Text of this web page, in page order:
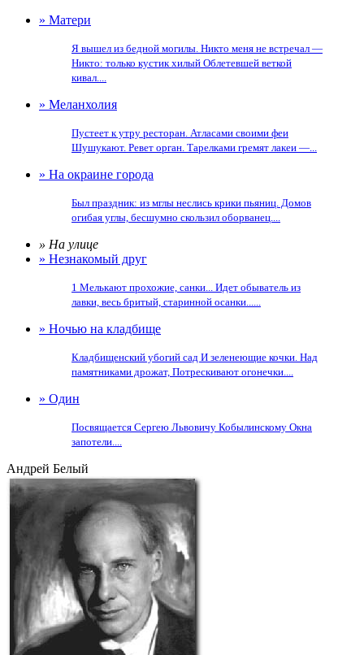
» Матери
Я вышел из бедной могилы. Никто меня не встречал —
Никто: только кустик хилый Облетевшей веткой
кивал....
» Меланхолия
Пустеет к утру ресторан. Атласами своими феи
Шушукают. Ревет орган. Тарелками гремят лакеи —...
» На окраине города
Был праздник: из мглы неслись крики пьяниц. Домов
огибая углы, бесшумно скользил оборванец....
» На улице
» Незнакомый друг
1 Мелькают прохожие, санки... Идет обыватель из
лавки, весь бритый, старинной осанки......
» Ночью на кладбище
Кладбищенский убогий сад И зеленеющие кочки. Над
памятниками дрожат, Потрескивают огонечки....
» Один
Посвящается Сергею Львовичу Кобылинскому Окна
запотели....
Андрей Белый